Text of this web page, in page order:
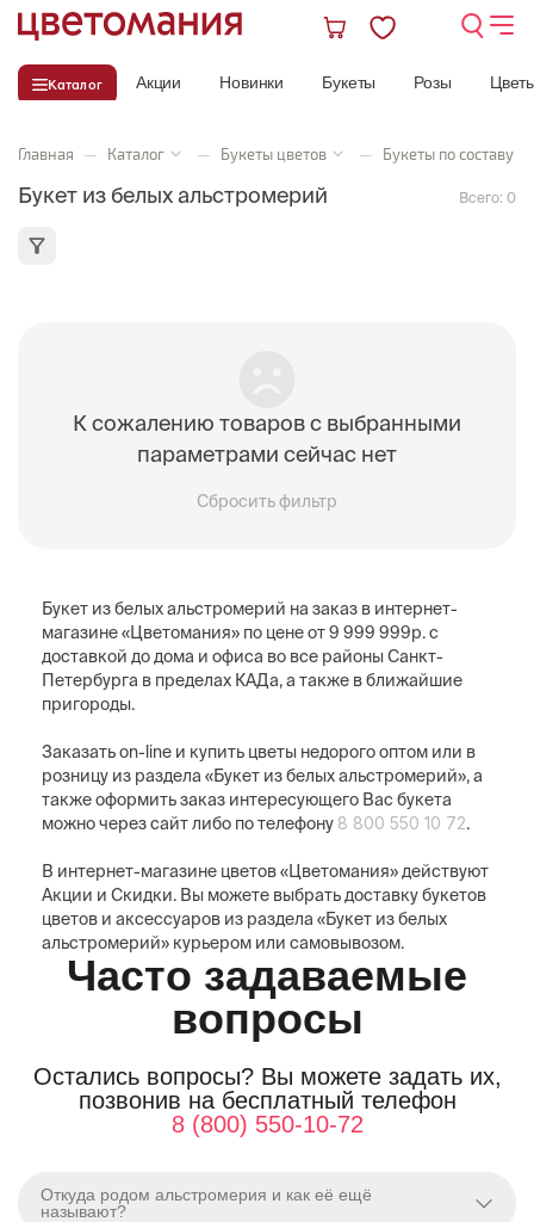
Каталог Акции Новинки Букеты Розы
Главная — Каталог — Букеты цветов — Букеты по составу
Букет из белых альстромерий Всего: 0
К сожалению товаров с выбранными
параметрами сейчас нет
Сбросить фильтр
Букет из белых альстромерий на заказ в интернет-
магазине «Цветомания» по цене от 9 999 999р. с
доставкой до дома и офиса во все районы Санкт-
Петербурга в пределах КАДа, а также в ближайшие
пригороды.
Заказать on-line и купить цветы недорого оптом или в
розницу из раздела «Букет из белых альстромерий», а
также оформить заказ интересующего Вас букета
можно через сайт либо по телефону 8 800 550 10 72.
В интернет-магазине цветов «Цветомания» действуют
Акции и Скидки. Вы можете выбрать доставку букетов
цветов и аксессуаров из раздела «Букет из белых
альстромерий» курьером или самовывозом.
Часто задаваемые
вопросы
Остались вопросы? Вы можете задать их,
позвонив на бесплатный телефон
8 (800) 550-10-72
Откуда родом альстромерия и как её ещё
называют?